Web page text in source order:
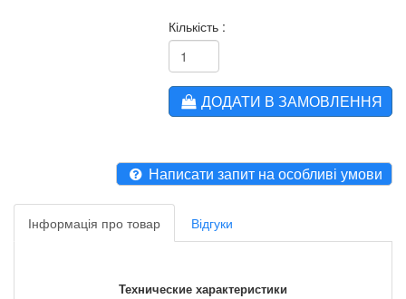
Кількість :
ДОДАТИ В ЗАМОВЛЕННЯ
Написати запит на особливі умови
Інформація про товар Відгуки
Технические характеристики